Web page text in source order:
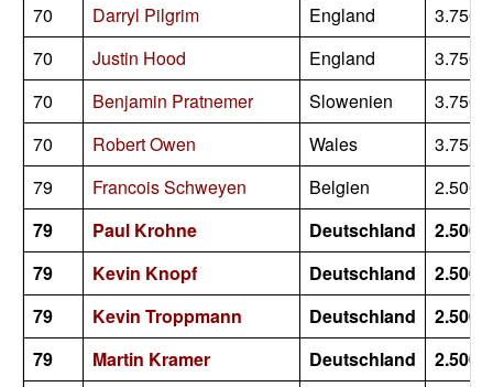
70
Darryl Pilgrim England
3.750
70
Justin Hood England
3.750
70
Benjamin Pratnemer Slowenien
3.750
70
Robert Owen Wales
3.750
79
Francois Schweyen Belgien
2.500
79
Paul Krohne Deutschland
2.500
79
Kevin Knopf Deutschland
2.500
79
Kevin Troppmann Deutschland
2.500
79
Martin Kramer Deutschland
2.500